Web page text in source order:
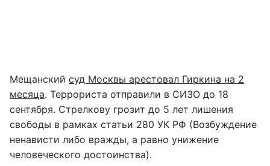
Мещанский суд Москвы арестовал Гиркина на 2
месяца. Террориста отправили в СИЗО до 18
сентября. Стрелкову грозит до 5 лет лишения
свободы в рамках статьи 280 УК РФ (Возбуждение
ненависти либо вражды, а равно унижение
человеческого достоинства).